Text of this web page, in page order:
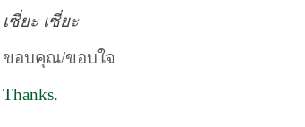
เซี่ยะ เซี่ยะ
ขอบคุณ/ขอบใจ
Thanks.